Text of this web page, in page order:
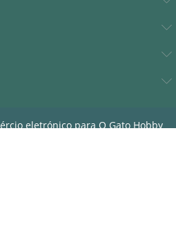
eletrónico para O Gato Hobby